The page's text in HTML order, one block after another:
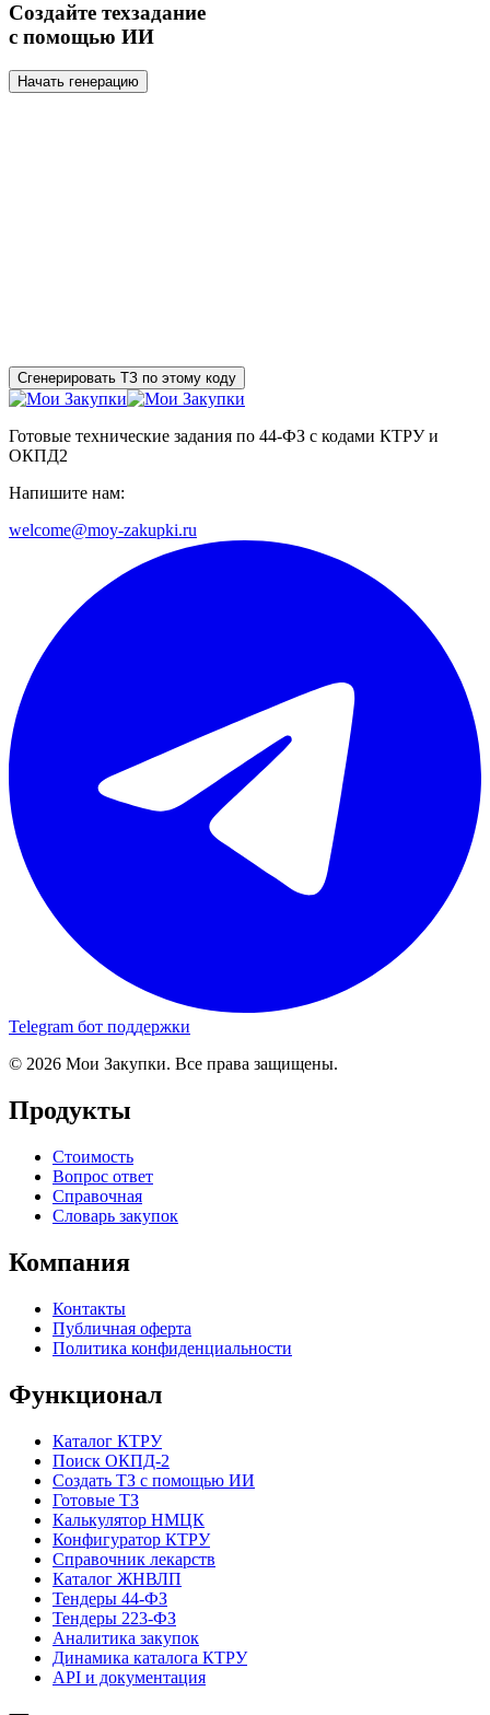
Создайте техзадание
с помощью ИИ
Начать генерацию
Сгенерировать ТЗ по этому коду
Готовые технические задания по 44-ФЗ с кодами КТРУ и
ОКПД2
Напишите нам:
welcome@moy-zakupki.ru
Telegram бот поддержки
© 2026 Мои Закупки. Все права защищены.
Продукты
Стоимость
Вопрос ответ
Справочная
Словарь закупок
Компания
Контакты
Публичная оферта
Политика конфиденциальности
Функционал
Каталог КТРУ
Поиск ОКПД-2
Создать ТЗ с помощью ИИ
Готовые ТЗ
Калькулятор НМЦК
Конфигуратор КТРУ
Справочник лекарств
Каталог ЖНВЛП
Тендеры 44-ФЗ
Тендеры 223-ФЗ
Аналитика закупок
Динамика каталога КТРУ
API и документация